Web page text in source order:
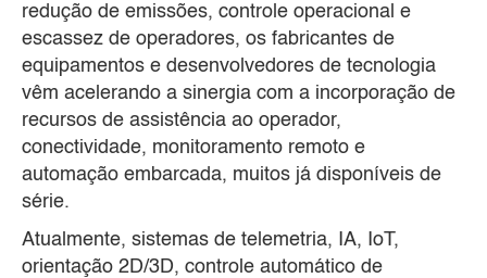
redução de emissões, controle operacional e
escassez de operadores, os fabricantes de
equipamentos e desenvolvedores de tecnologia
vêm acelerando a sinergia com a incorporação de
recursos de assistência ao operador,
conectividade, monitoramento remoto e
automação embarcada, muitos já disponíveis de
série.
Atualmente, sistemas de telemetria, IA, IoT,
orientação 2D/3D, controle automático de